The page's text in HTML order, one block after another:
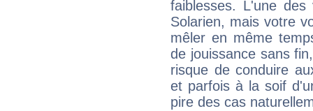
faiblesses. L'une
Solarien, mais votre
mêler en même
de jouissance sans
risque de conduire
et parfois à la soif
pire des cas